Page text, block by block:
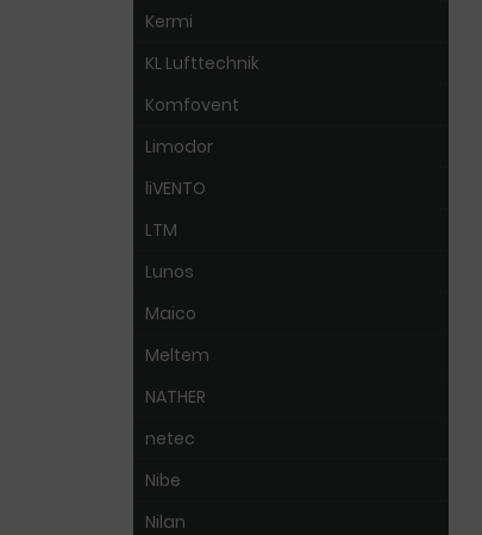
Kermi
KL Lufttechnik
Komfovent
Limodor
liVENTO
LTM
Lunos
Maico
Meltem
NATHER
netec
Nibe
Nilan